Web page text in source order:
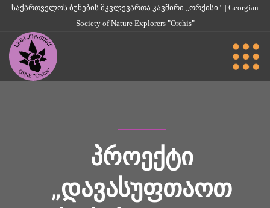
საქართველოს ბუნების მკვლევართა კავშირი „ორქისი" || Georgian
Society of Nature Explorers "Orchis"
ᲞᲠᲝᲔᲥᲢᲘ
„ᲓᲐᲕᲐᲡᲣᲤᲗᲐᲝᲗ